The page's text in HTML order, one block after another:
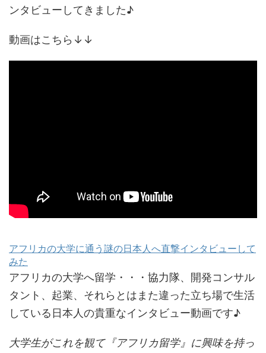
ンタビューしてきました♪
動画はこちら↓↓
アフリカの大学に通う謎の日本人へ直撃インタビューして
みた
アフリカの大学へ留学・・・協力隊、開発コンサル
タント、起業、それらとはまた違った立ち場で生活
している日本人の貴重なインタビュー動画です♪
大学生がこれを観て『アフリカ留学』に興味を持っ